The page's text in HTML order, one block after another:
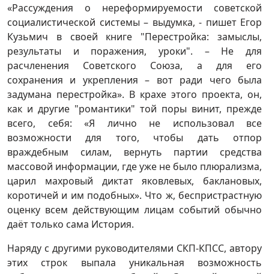
«Рассуждения о нереформируемости советской
социалистической системы – выдумка, - пишет Егор
Кузьмич в своей книге "Перестройка: замыслы,
результаты и поражения, уроки". – Не для
расчленения Советского Союза, а для его
сохранения и укрепления – вот ради чего была
задумана перестройка». В крахе этого проекта, он,
как и другие "романтики" той поры винит, прежде
всего, себя: «Я лично не использовал все
возможности для того, чтобы дать отпор
враждебным силам, вернуть партии средства
массовой информации, где уже не было плюрализма,
царил махровый диктат яковлевых, баклановых,
коротичей и им подобных». Что ж, беспристрастную
оценку всем действующим лицам событий обычно
даёт только сама История.
Наряду с другими руководителями СКП-КПСС, автору
этих строк выпала уникальная возможность